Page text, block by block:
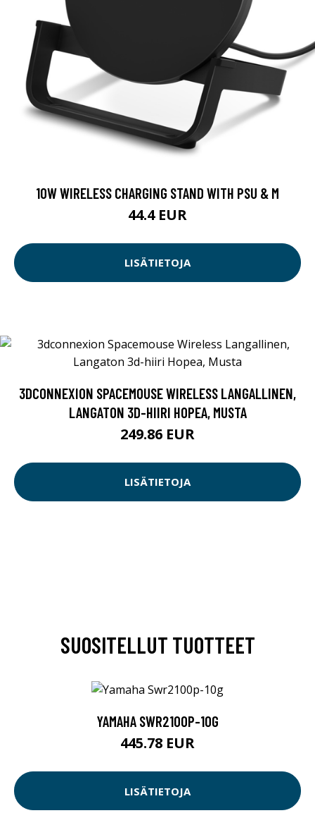
10W WIRELESS CHARGING STAND WITH PSU & M
44.4 EUR
LISÄTIETOJA
3DCONNEXION SPACEMOUSE WIRELESS LANGALLINEN,
LANGATON 3D-HIIRI HOPEA, MUSTA
249.86 EUR
LISÄTIETOJA
SUOSITELLUT TUOTTEET
YAMAHA SWR2100P-10G
445.78 EUR
LISÄTIETOJA